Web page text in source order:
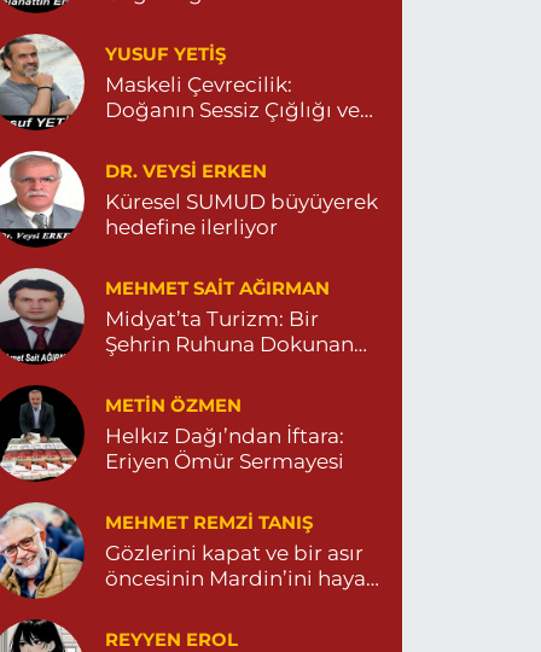
Yeni Eczanesi
MAHALLE 3086 SOKAK NO:2 4 04825413156
0 (482) 541 31 56 Yol Tarifi Al
İlknur Eczanesi
MAH. VATAN CAD. NO:2A 04825911091
0 (482) 591 10 91 Yol Tarifi Al
Turan Eczanesi
MAHALLE KISMETLİ CADDE NO:59D
OCAĞI YANI 04823813670
YUSUF YETİŞ
Maskeli Çevrecilik:
Doğanın Sessiz Çığlığı ve
DR. VEYSI ERKEN
Küresel SUMUD büyüyerek
hedefine ilerliyor
MEHMET SAIT AĞIRMAN
Midyat’ta Turizm: Bir
Şehrin Ruhuna Dokunan
METIN ÖZMEN
Helkız Dağı’ndan İftara:
Eriyen Ömür Sermayesi
MEHMET REMZI TANIŞ
Gözlerini kapat ve bir asır
öncesinin Mardin’ini hayal
REYYEN EROL